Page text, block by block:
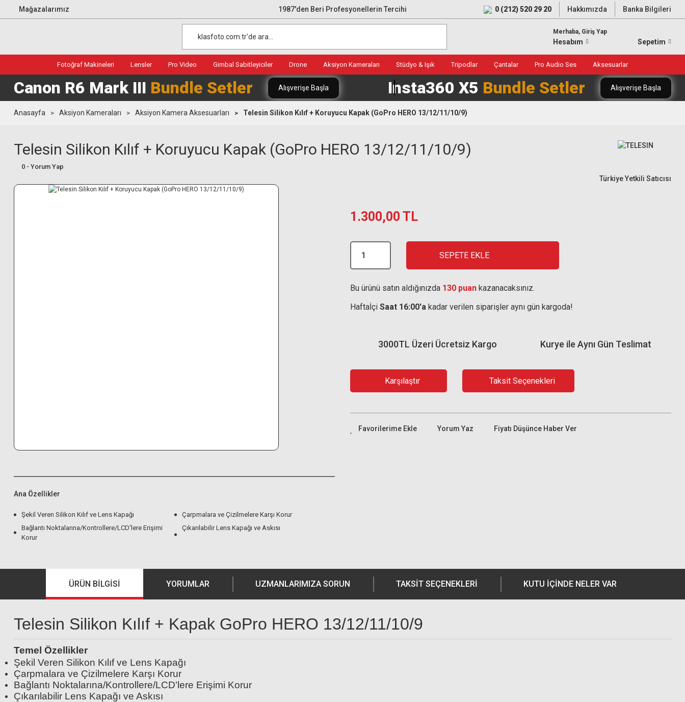
Mağazalarımız 1987'den Beri Profesyonellerin Tercihi 0 (212) 520 29 20 Hakkımızda Banka Bilgileri
Merhaba, Giriş Yap
Hesabım Sepetim
Fotoğraf Makineleri Lensler Pro Video Gimbal Sabitleyiciler Drone Aksiyon Kameraları Stüdyo & Işık Tripodlar Çantalar Pro Audio Ses Aksesuarlar
Canon R6 Mark III Bundle Setler Alışverişe Başla Insta360 X5 Bundle Setler Alışverişe Başla
Anasayfa Aksiyon Kameraları Aksiyon Kamera Aksesuarları Telesin Silikon Kılıf + Koruyucu Kapak (GoPro HERO 13/12/11/10/9)
Telesin Silikon Kılıf + Koruyucu Kapak (GoPro HERO 13/12/11/10/9)
0 - Yorum Yap
Türkiye Yetkili Satıcısı
Ana Özellikler
Şekil Veren Silikon Kılıf ve Lens Kapağı
Çarpmalara ve Çizilmelere Karşı Korur
Bağlantı Noktalarına/Kontrollere/LCD'lere Erişimi
Korur
Çıkarılabilir Lens Kapağı ve Askısı
1.300,00 TL
SEPETE EKLE
Bu ürünü satın aldığınızda 130 puan kazanacaksınız.
Haftaİçi Saat 16:00'a kadar verilen siparişler aynı gün kargoda!
Kurye ile Aynı Gün Teslimat
3000TL Üzeri Ücretsiz Kargo
Karşılaştır Taksit Seçenekleri
Yorum Yaz Fiyatı Düşünce Haber Ver
ÜRÜN BILGISI YORUMLAR UZMANLARIMIZA SORUN TAKSIT SEÇENEKLERI KUTU İÇİNDE NELER VAR
Telesin Silikon Kılıf + Kapak GoPro HERO 13/12/11/10/9
Temel Özellikler
Şekil Veren Silikon Kılıf ve Lens Kapağı
Çarpmalara ve Çizilmelere Karşı Korur
Bağlantı Noktalarına/Kontrollere/LCD'lere Erişimi Korur
Çıkarılabilir Lens Kapağı ve Askısı